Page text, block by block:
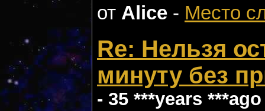
от Alice - Место
Re: Нельзя
минуту без
- 35 ***years ***ago